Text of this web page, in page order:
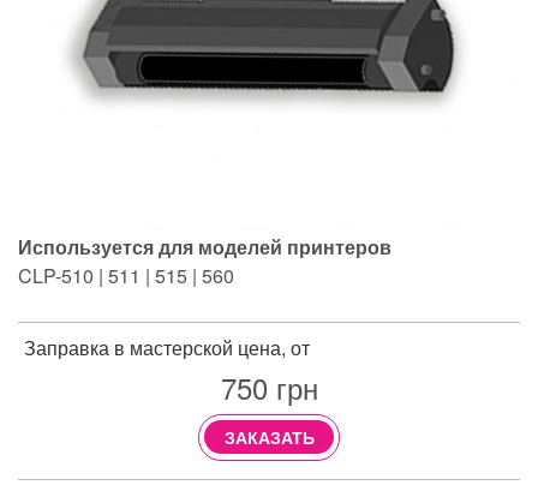
Используется для моделей принтеров
CLP-510 | 511 | 515 | 560
Заправка в мастерской цена, от
750грн
ЗАКАЗАТЬ